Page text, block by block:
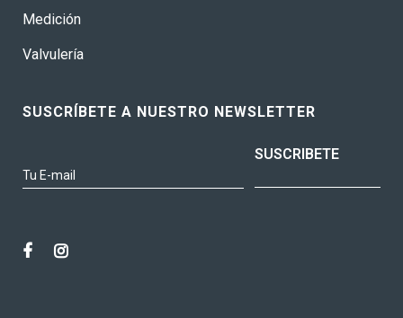
Medición
Valvulería
SUSCRÍBETE A NUESTRO NEWSLETTER